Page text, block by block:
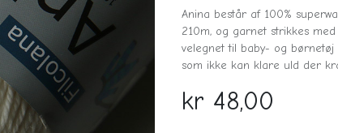
Anina består af 100%
210m, og garnet strikkes
velegnet til baby- og
som ikke kan klare uld der
kr 48,00